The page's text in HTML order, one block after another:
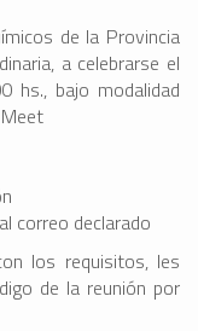
de la Provincia
a celebrarse el
hs., bajo modalidad
correo declarado
los requisitos, les
de la reunión por